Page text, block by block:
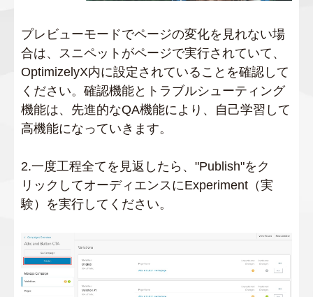
プレビューモードでページの変化を見れない場
合は、スニペットがページで実行されていて、
OptimizelyX内に設定されていることを確認して
ください。確認機能とトラブルシューティング
機能は、先進的なQA機能により、自己学習して
高機能になっていきます。
2.一度工程全てを見返したら、"Publish"をク
リックしてオーディエンスにExperiment（実
験）を実行してください。